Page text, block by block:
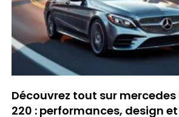
Découvrez tout sur mercedes
220 : performances, design et